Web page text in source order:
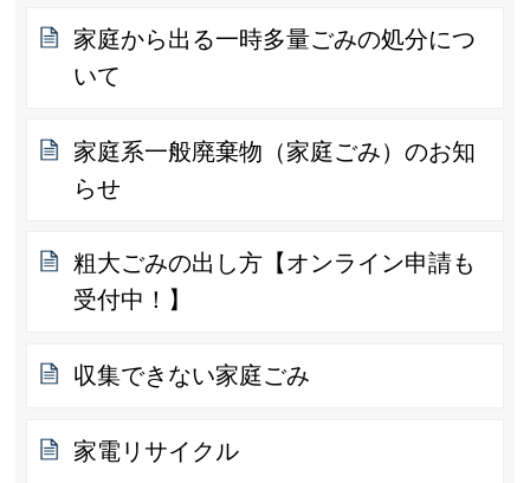
家庭から出る一時多量ごみの処分につ
いて
家庭系一般廃棄物（家庭ごみ）のお知
らせ
粗大ごみの出し方【オンライン申請も
受付中！】
収集できない家庭ごみ
家電リサイクル